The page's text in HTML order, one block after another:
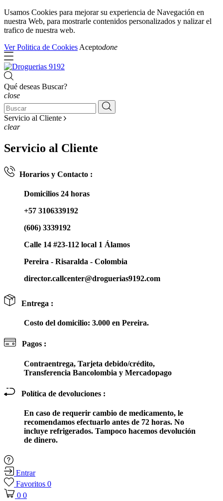
Usamos Cookies para mejorar su experiencia de Navegación en
nuestra Web, para mostrarle contenidos personalizados y nalizar el
trafico de nuestra web.
Ver Politica de Cookies Aceptodone
Qué deseas Buscar?
close
Servicio al Cliente
clear
Servicio al Cliente
Horarios y Contacto :
Domicilios 24 horas
+57 3106339192
(606) 3339192
Calle 14 #23-112 local 1 Álamos
Pereira - Risaralda - Colombia
director.callcenter@droguerias9192.com
Entrega :
Costo del domicilio: 3.000 en Pereira.
Pagos :
Contraentrega, Tarjeta debido/crédito,
Transferencia Bancolombia y Mercadopago
Política de devoluciones :
En caso de requerir cambio de medicamento, le
recomendamos efectuarlo antes de 72 horas. No
incluye refrigerados. Tampoco hacemos devolución
de dinero.
Entrar
Favoritos 0
0 0